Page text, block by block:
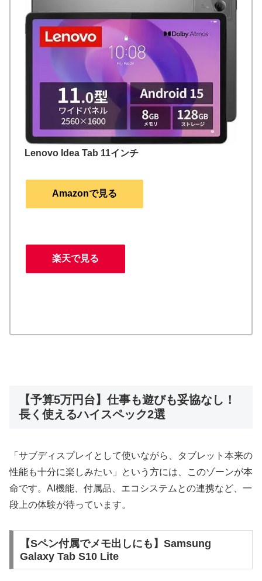
Lenovo Idea Tab 11インチ
Amazonで見る
楽天で見る
【予算5万円台】仕事も遊びも妥協なし！
長く使えるハイスペック2選
「サブディスプレイとして使いながら、タブレット本来の
性能も十分に楽しみたい」という方には、このゾーンが本
命です。AI機能、付属品、エコシステムとの連携など、一
段上の体験が待っています。
【Sペン付属でメモ出しにも】Samsung
Galaxy Tab S10 Lite